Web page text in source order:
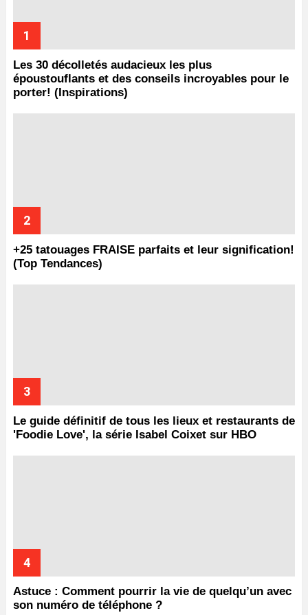
Les 30 décolletés audacieux les plus
époustouflants et des conseils incroyables pour le
porter! (Inspirations)
+25 tatouages ​​FRAISE parfaits et leur signification!
(Top Tendances)
Le guide définitif de tous les lieux et restaurants de
'Foodie Love', la série Isabel Coixet sur HBO
Astuce : Comment pourrir la vie de quelqu’un avec
son numéro de téléphone ?